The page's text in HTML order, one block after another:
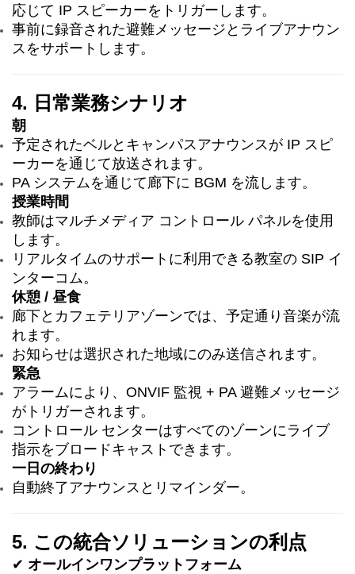
応じて IP スピーカーをトリガーします。
事前に録音された避難メッセージとライブアナウン
スをサポートします。
4. 日常業務シナリオ
朝
予定されたベルとキャンパスアナウンスが IP スピ
ーカーを通じて放送されます。
PA システムを通じて廊下に BGM を流します。
授業時間
教師はマルチメディア コントロール パネルを使用
します。
リアルタイムのサポートに利用できる教室の SIP イ
ンターコム。
休憩 / 昼食
廊下とカフェテリアゾーンでは、予定通り音楽が流
れます。
お知らせは選択された地域にのみ送信されます。
緊急
アラームにより、ONVIF 監視 + PA 避難メッセージ
がトリガーされます。
コントロール センターはすべてのゾーンにライブ
指示をブロードキャストできます。
一日の終わり
自動終了アナウンスとリマインダー。
5. この統合ソリューションの利点
✔ オールインワンプラットフォーム